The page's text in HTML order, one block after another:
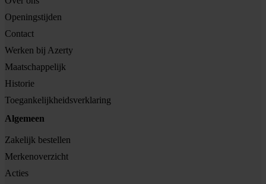
Openingstijden
Contact
Werken bij Azerty
Maatschappelijk
Historie
Toegankelijkheidsverklaring
Algemeen
Zakelijk bestellen
Merkenoverzicht
Acties